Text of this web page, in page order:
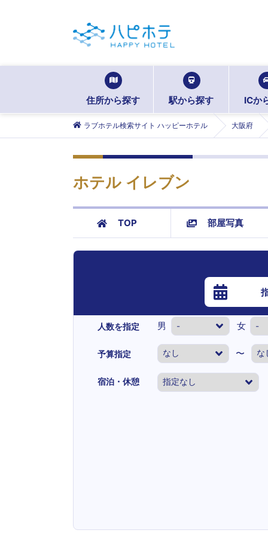
住所から探す 駅から探す ICか
ラブホテル検索サイト ハッピーホテル 大阪府
ホテル イレブン
TOP 部屋写真
人数を指定 男 女
予算指定 〜
宿泊・休憩